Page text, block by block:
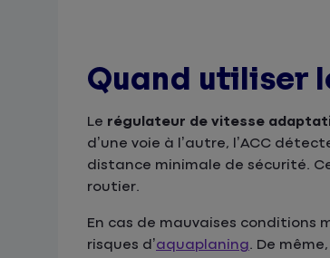
Quand utiliser
Le régulateur de vitesse
d’une voie à l’autre, l’ACC
distance minimale de sécurité.
routier.
En cas de mauvaises conditions
risques d’aquaplaning. De